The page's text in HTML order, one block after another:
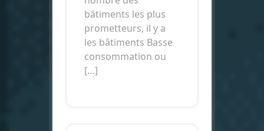
bâtiments les plus
prometteurs, il y a
les bâtiments Basse
consommation ou
[…]